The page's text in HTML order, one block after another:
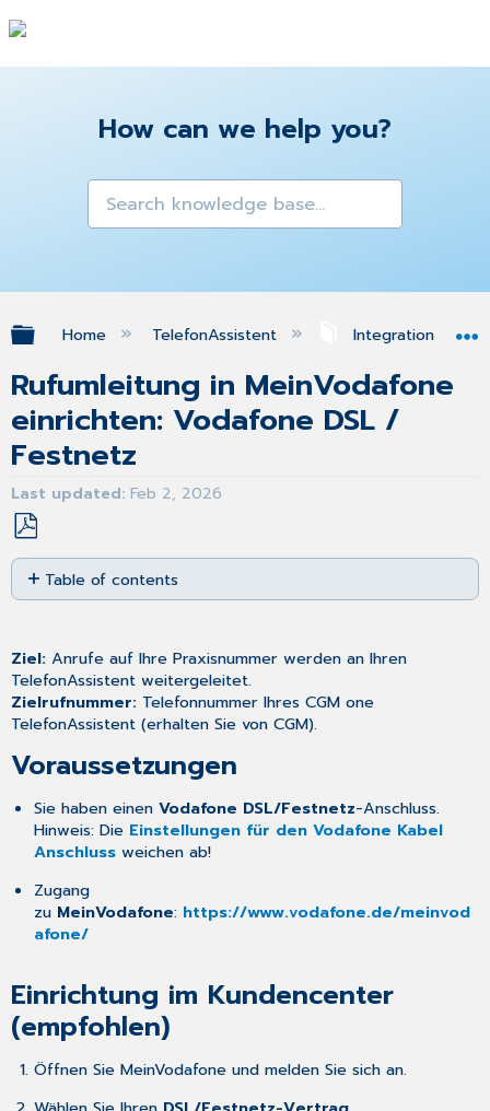
How can we help you?
Expand/collapse global hierarchy
Home TelefonAssistent Integration des
Rufumleitung in MeinVodafone
einrichten: Vodafone DSL /
Festnetz
Last updated Feb 2, 2026
Save
as
PDF
Table of contents
im
Kundencenter
(empfohlen)
Test
Rufumleitung
Tastencode
(Vodafone
Festnetz)
Sofortige
Rufumleitung
Rufumleitung
Besetzt
Rufumleitung
bei
Nichtannahme
Ziel: Anrufe auf Ihre Praxisnummer werden an Ihren
TelefonAssistent weitergeleitet.​
Zielrufnummer: Telefonnummer Ihres CGM one
TelefonAssistent (erhalten Sie von CGM).
Voraussetzungen
Sie haben einen Vodafone DSL/Festnetz-Anschluss.​
Hinweis: Die Einstellungen für den Vodafone Kabel
Anschlussweichen ab!
Zugang
zu MeinVodafone: https://www.vodafone.de/meinvod
afone/
Einrichtung im Kundencenter
(empfohlen)
Öffnen Sie MeinVodafone und melden Sie sich an.​